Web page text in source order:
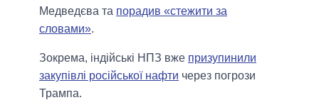
Медведєва та порадив «стежити за
словами».
Зокрема, індійські НПЗ вже призупинили
закупівлі російської нафти через погрози
Трампа.